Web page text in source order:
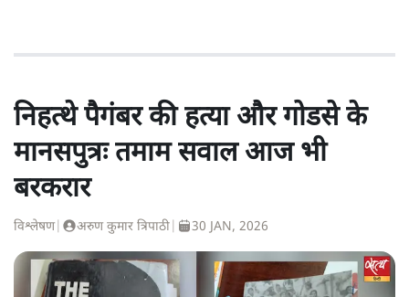
निहत्थे पैगंबर की हत्या और गोडसे के
मानसपुत्रः तमाम सवाल आज भी
बरकरार
विश्लेषण| अरुण कुमार त्रिपाठी 30 JAN, 2026